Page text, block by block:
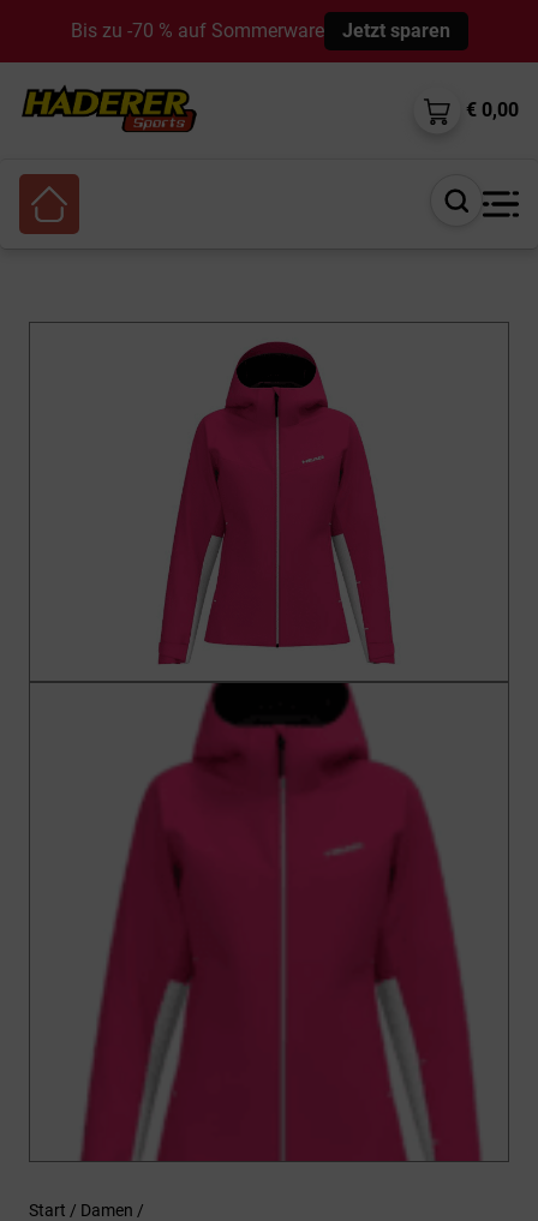
Bis zu -70 % auf Sommerware Jetzt sparen
€ 0,00
Suche
Start / Damen /